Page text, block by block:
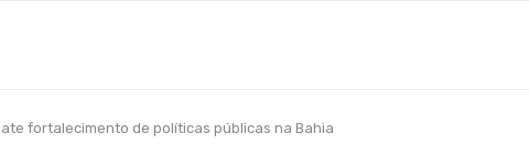
fortalecimento de políticas públicas na Bahia